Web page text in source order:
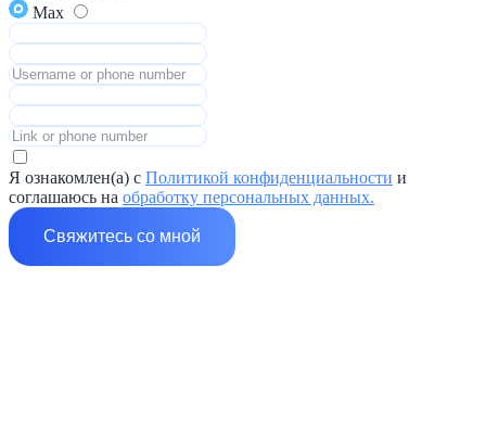
Max
Я ознакомлен(а) с Политикой конфиденциальности и
соглашаюсь на обработку персональных данных.
Свяжитесь со мной